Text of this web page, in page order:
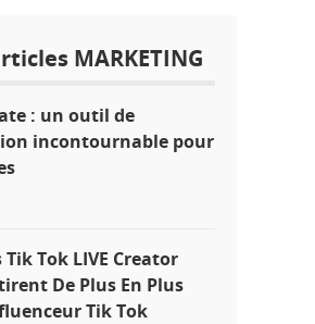
MARKETING
: un outil de
incontournable pour
Tok LIVE Creator
De Plus En Plus
Tik Tok